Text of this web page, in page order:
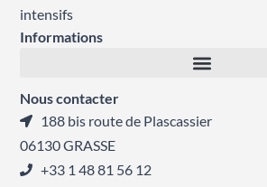
intensifs
Informations
Nous contacter
188 bis route de Plascassier
06130 GRASSE
+33 1 48 81 56 12